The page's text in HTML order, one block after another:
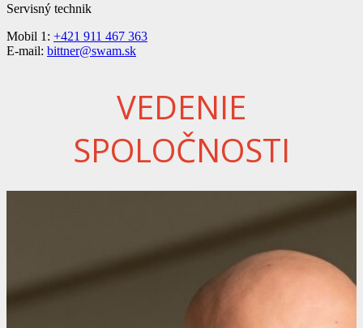
Servisný technik
Mobil 1: +421 911 467 363
E-mail: bittner@swam.sk
VEDENIE
SPOLOČNOSTI